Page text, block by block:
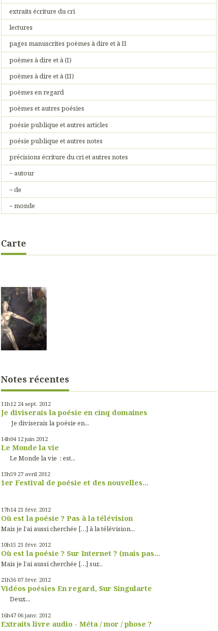
extraits écriture du cri
lectures
pages manuscrites poèmes à dire et à II
poèmes à dire et à (I)
poèmes à dire et à (II)
poèmes en regard
poèmes et autres poésies
poésie publique et autres articles
poésie publique et autres notes
précisions écriture du cri et autres notes
~ autour
~ de
~ monde
Carte
Notes récentes
11h12 24 sept. 2012
Je diviserais la poésie en cinq domaines
Je diviserais la poésie en...
14h04 12 juin 2012
Le Monde la vie
Le Monde la vie : est...
13h59 27 avril 2012
1er Festival de poésie et des nouvelles...
17h14 21 févr. 2012
Où est la poésie ? Pas à la télévision
Mais je l’ai aussi cherchée […] à la télévision...
10h15 21 févr. 2012
Où est la poésie ? Sur Internet ? (mais pas...
Mais je l’ai aussi cherchée […] sur...
21h36 07 févr. 2012
Vidéos poésies En regard, Sur Singularte
Deux...
16h47 06 janv. 2012
Extraits livre audio - Méta / mor / phose ?